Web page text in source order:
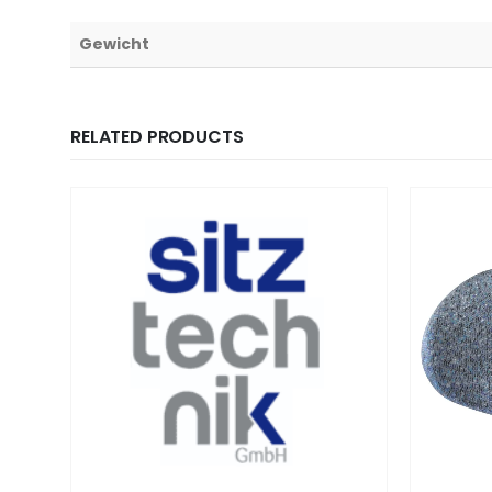
Gewicht
RELATED PRODUCTS